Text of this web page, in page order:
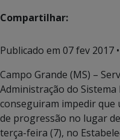
Compartilhar:
Publicado em 07 fev 2017
Campo Grande (MS) –
Administração do
conseguiram impedir que
de progressão no lugar
terça-feira (7), no